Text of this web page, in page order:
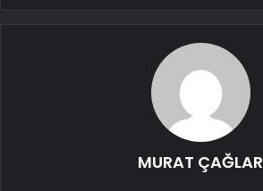
MURAT ÇAĞLAR